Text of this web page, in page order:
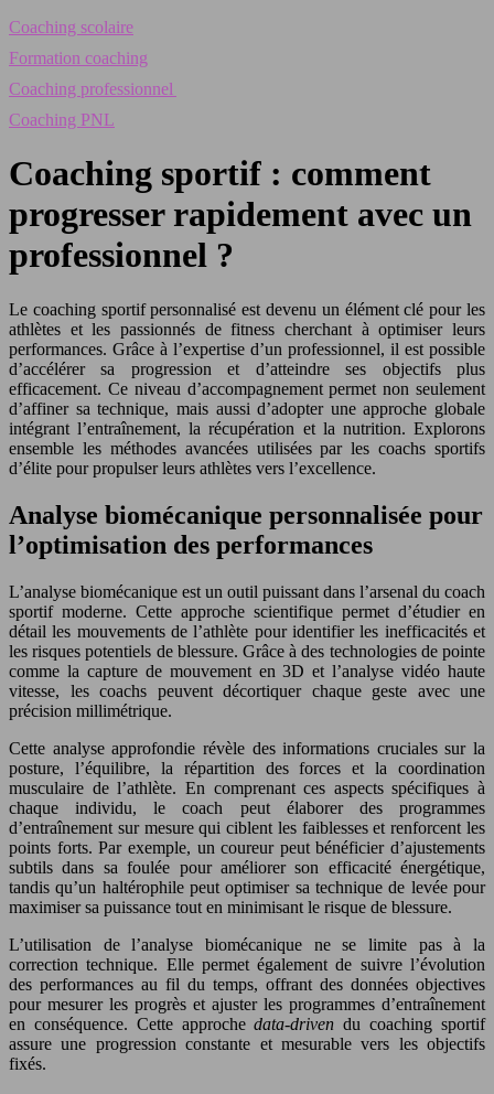
Coaching scolaire
Formation coaching
Coaching professionnel
Coaching PNL
Coaching sportif : comment
progresser rapidement avec un
professionnel ?
Le coaching sportif personnalisé est devenu un élément clé pour les
athlètes et les passionnés de fitness cherchant à optimiser leurs
performances. Grâce à l’expertise d’un professionnel, il est possible
d’accélérer sa progression et d’atteindre ses objectifs plus
efficacement. Ce niveau d’accompagnement permet non seulement
d’affiner sa technique, mais aussi d’adopter une approche globale
intégrant l’entraînement, la récupération et la nutrition. Explorons
ensemble les méthodes avancées utilisées par les coachs sportifs
d’élite pour propulser leurs athlètes vers l’excellence.
Analyse biomécanique personnalisée pour
l’optimisation des performances
L’analyse biomécanique est un outil puissant dans l’arsenal du coach
sportif moderne. Cette approche scientifique permet d’étudier en
détail les mouvements de l’athlète pour identifier les inefficacités et
les risques potentiels de blessure. Grâce à des technologies de pointe
comme la capture de mouvement en 3D et l’analyse vidéo haute
vitesse, les coachs peuvent décortiquer chaque geste avec une
précision millimétrique.
Cette analyse approfondie révèle des informations cruciales sur la
posture, l’équilibre, la répartition des forces et la coordination
musculaire de l’athlète. En comprenant ces aspects spécifiques à
chaque individu, le coach peut élaborer des programmes
d’entraînement sur mesure qui ciblent les faiblesses et renforcent les
points forts. Par exemple, un coureur peut bénéficier d’ajustements
subtils dans sa foulée pour améliorer son efficacité énergétique,
tandis qu’un haltérophile peut optimiser sa technique de levée pour
maximiser sa puissance tout en minimisant le risque de blessure.
L’utilisation de l’analyse biomécanique ne se limite pas à la
correction technique. Elle permet également de suivre l’évolution
des performances au fil du temps, offrant des données objectives
pour mesurer les progrès et ajuster les programmes d’entraînement
en conséquence. Cette approchedata-drivendu coaching sportif
assure une progression constante et mesurable vers les objectifs
fixés.